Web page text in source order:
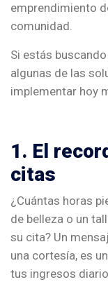
emprendimiento
comunidad.
Si estás
algunas de las
implementar hoy
1. El
citas
¿Cuántas horas
de belleza o un
su cita? Un
una cortesía, es
tus ingresos